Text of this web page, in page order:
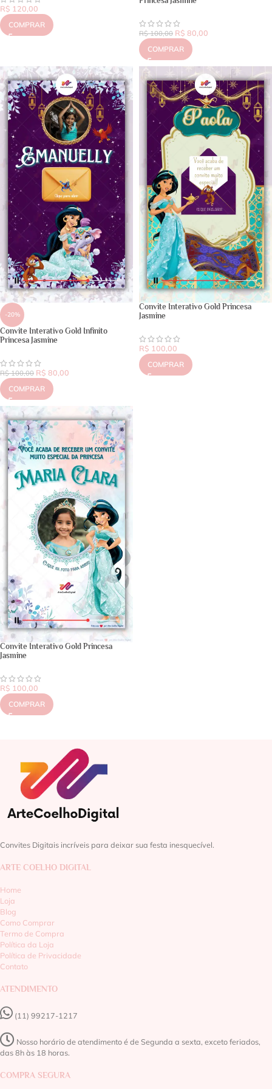
R$ 120,00
COMPRAR
R$100,00 R$ 80,00
COMPRAR
-20%
Convite Interativo Gold Infinito
Princesa Jasmine
R$100,00 R$ 80,00
COMPRAR
Convite Interativo Gold Princesa
Jasmine
R$ 100,00
COMPRAR
Convite Interativo Gold Princesa
Jasmine
R$ 100,00
COMPRAR
Convites Digitais incríveis para deixar sua festa inesquecível.
ARTE COELHO DIGITAL
Home
Loja
Blog
Como Comprar
Termo de Compra
Política da Loja
Política de Privacidade
Contato
ATENDIMENTO
(11) 99217-1217‬
Nosso horário de atendimento é de Segunda a sexta, exceto feriados,
das 8h às 18 horas.
COMPRA SEGURA